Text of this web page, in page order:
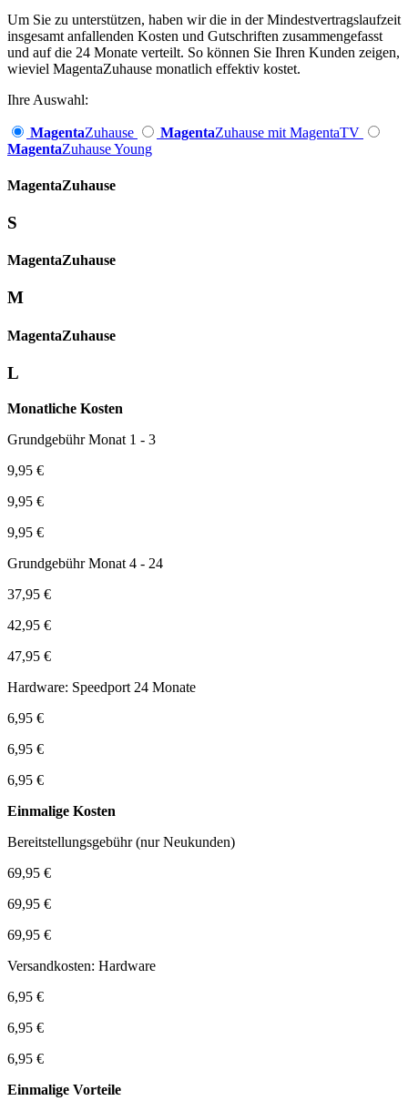
Um Sie zu unterstützen, haben wir die in der Mindestvertragslaufzeit
insgesamt anfallenden Kosten und Gutschriften zusammengefasst
und auf die 24 Monate verteilt. So können Sie Ihren Kunden zeigen,
wieviel MagentaZuhause monatlich effektiv kostet.
Ihre Auswahl:
MagentaZuhause MagentaZuhause mit MagentaTV
MagentaZuhause Young
Magenta­Zuhause
S
Magenta­Zuhause
M
Magenta­Zuhause
L
Monatliche Kosten
Grundgebühr Monat 1 - 3
9,95 €
9,95 €
9,95 €
Grundgebühr Monat 4 - 24
37,95 €
42,95 €
47,95 €
Hardware: Speedport 24 Monate
6,95 €
6,95 €
6,95 €
Einmalige Kosten
Bereitstellungsgebühr (nur Neukunden)
69,95 €
69,95 €
69,95 €
Versandkosten: Hardware
6,95 €
6,95 €
6,95 €
Einmalige Vorteile